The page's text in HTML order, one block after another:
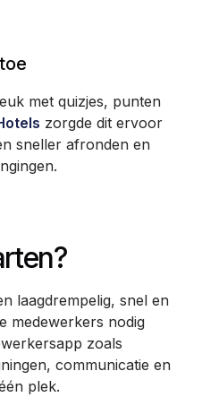
met quizjes, punten
zorgde dit ervoor
sneller afronden en
laagdrempelig, snel en
medewerkers nodig
zoals
communicatie en
plek.